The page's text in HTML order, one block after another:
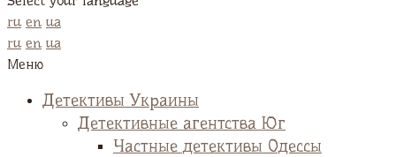
ru en ua
ru en ua
Меню
Детективы Украины
Детективные агентства Юг
Частные детективы Одессы